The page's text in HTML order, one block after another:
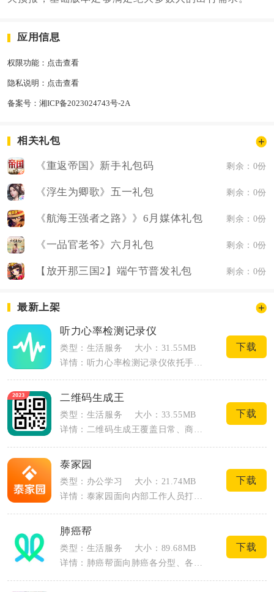
应用信息
权限功能： 点击查看
隐私说明： 点击查看
备案号： 湘ICP备2023024743号-2A
相关礼包
《重返帝国》新手礼包码 剩余：0份
《浮生为卿歌》五一礼包 剩余：0份
《航海王强者之路》》6月媒体礼包 剩余：0份
《一品官老爷》六月礼包 剩余：0份
【放开那三国2】端午节普发礼包 剩余：0份
最新上架
听力心率检测记录仪
类型：生活服务
大小：31.55MB
下载
二维码生成王
类型：生活服务
大小：33.55MB
下载
泰家园
类型：办公学习
大小：21.74MB
下载
肺癌帮
类型：生活服务
大小：89.68MB
下载